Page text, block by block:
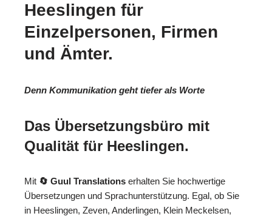
Heeslingen für
Einzelpersonen, Firmen
und Ämter.
Denn Kommunikation geht tiefer als Worte
Das Übersetzungsbüro mit
Qualität für Heeslingen.
Mit 🔄 Guul Translations erhalten Sie hochwertige
Übersetzungen und Sprachunterstützung. Egal, ob Sie
in Heeslingen, Zeven, Anderlingen, Klein Meckelsen,